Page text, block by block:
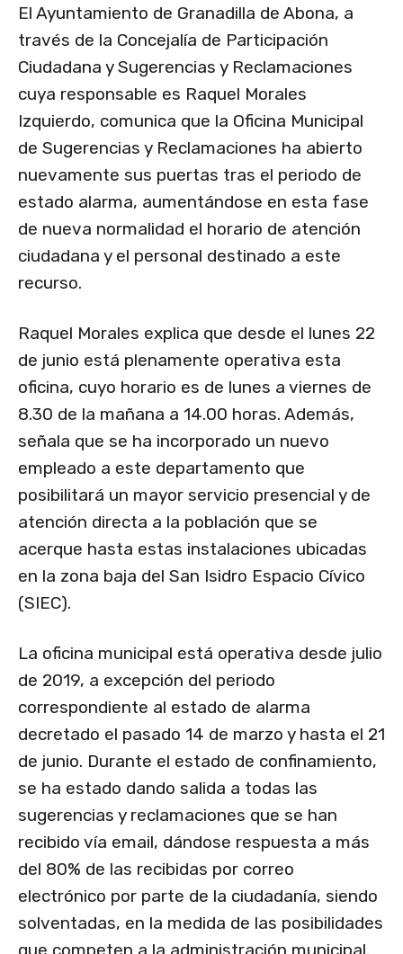
El Ayuntamiento de Granadilla de Abona, a
través de la Concejalía de Participación
Ciudadana y Sugerencias y Reclamaciones
cuya responsable es Raquel Morales
Izquierdo, comunica que la Oficina Municipal
de Sugerencias y Reclamaciones ha abierto
nuevamente sus puertas tras el periodo de
estado alarma, aumentándose en esta fase
de nueva normalidad el horario de atención
ciudadana y el personal destinado a este
recurso.
Raquel Morales explica que desde el lunes 22
de junio está plenamente operativa esta
oficina, cuyo horario es de lunes a viernes de
8.30 de la mañana a 14.00 horas. Además,
señala que se ha incorporado un nuevo
empleado a este departamento que
posibilitará un mayor servicio presencial y de
atención directa a la población que se
acerque hasta estas instalaciones ubicadas
en la zona baja del San Isidro Espacio Cívico
(SIEC).
La oficina municipal está operativa desde julio
de 2019, a excepción del periodo
correspondiente al estado de alarma
decretado el pasado 14 de marzo y hasta el 21
de junio. Durante el estado de confinamiento,
se ha estado dando salida a todas las
sugerencias y reclamaciones que se han
recibido vía email, dándose respuesta a más
del 80% de las recibidas por correo
electrónico por parte de la ciudadanía, siendo
solventadas, en la medida de las posibilidades